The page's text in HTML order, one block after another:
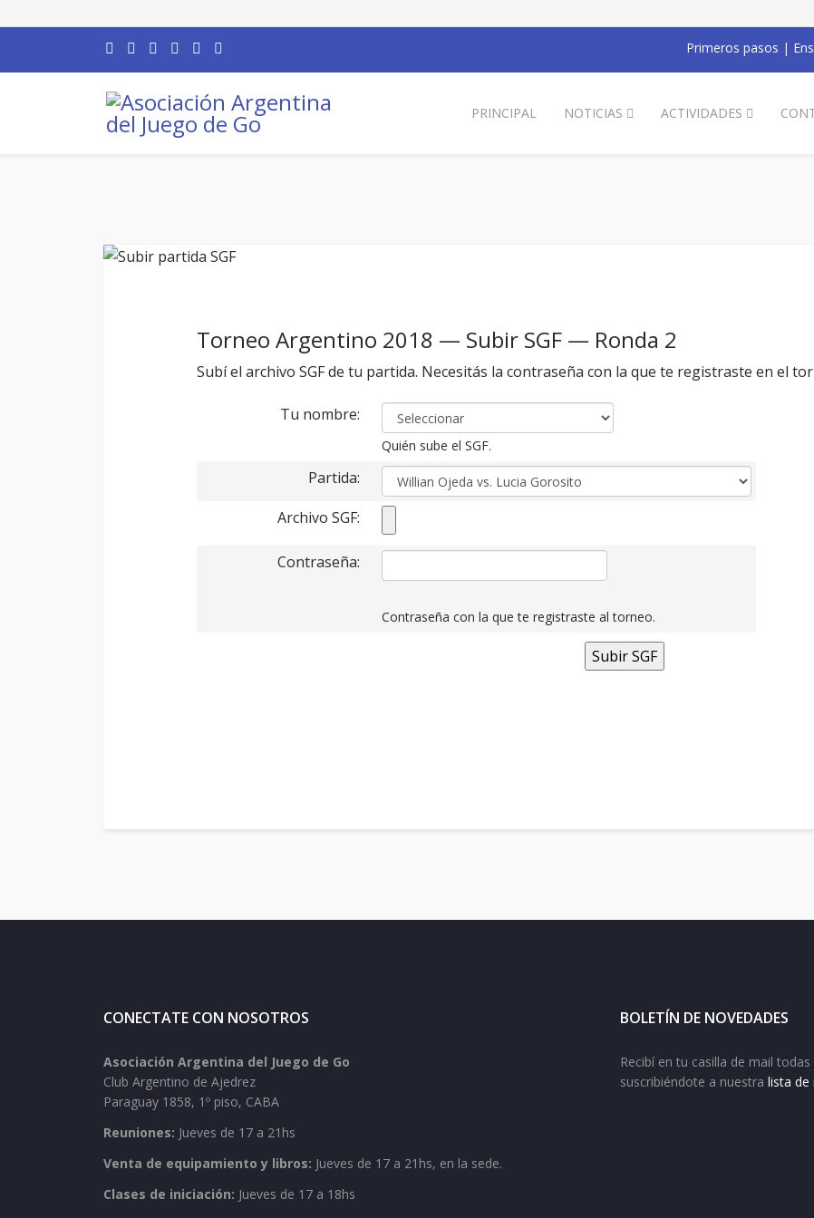
Primeros pasos |
PRINCIPAL NOTICIAS ACTIVIDADES
Torneo Argentino 2018 — Subir SGF — Ronda 2
Subí el archivo SGF de tu partida. Necesitás la contraseña con la que te registraste en el
Tu nombre:
Quién sube el SGF.
Partida:
Archivo SGF:
Contraseña:
Contraseña con la que te registraste al torneo.
CONECTATE CON NOSOTROS
Asociación Argentina del Juego de Go
Club Argentino de Ajedrez
Paraguay 1858, 1º piso, CABA
Reuniones: Jueves de 17 a 21hs
Venta de equipamiento y libros: Jueves de 17 a 21hs, en la sede.
Clases de iniciación: Jueves de 17 a 18hs
BOLETÍN DE NOVEDADES
Recibí en tu casilla de mail
suscribiéndote a nuestra lista de